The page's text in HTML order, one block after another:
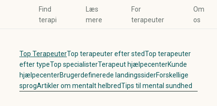
Find
terapi
Læs
mere
For
terapeuter
Om
os
Top TerapeuterTop terapeuter efter stedTop terapeuter
efter typeTop specialisterTerapeut hjælpecenterKunde
hjælpecenterBrugerdefinerede landingssiderForskellige
sprogArtikler om mentalt helbredTips til mental sundhed